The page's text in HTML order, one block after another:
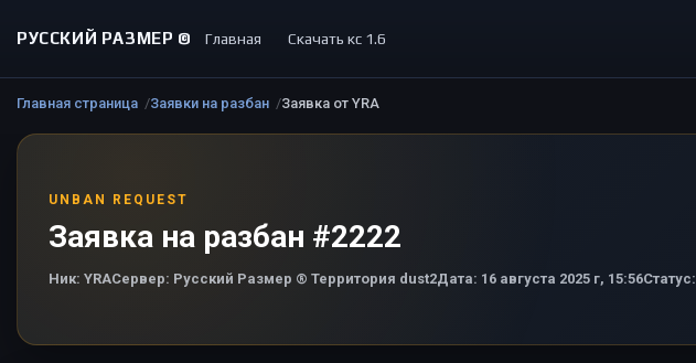
РУССКИЙ РАЗМЕР © Главная Скачать кс 1.6
Главная страница Заявки на разбан Заявка от YRA
UNBAN REQUEST
Заявка на разбан #2222
Ник: YRAСервер: Русский Размер ® Территория dust2Дата: 16 августа 2025 г, 15:56Статус: